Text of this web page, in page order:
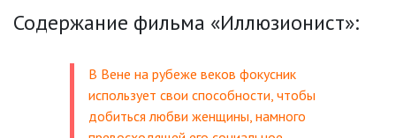
Содержание фильма «Иллюзионист»:
В Вене на рубеже веков фокусник
использует свои способности, чтобы
добиться любви женщины, намного